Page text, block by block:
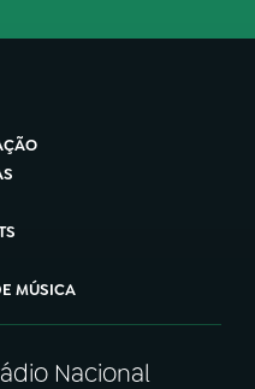
MÚSICA
Nacional